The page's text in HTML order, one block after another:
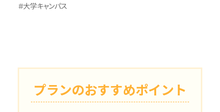
＃大学キャンパス
プランのおすすめポイント